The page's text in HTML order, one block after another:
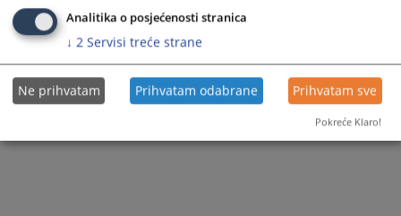
Analitika o posjećenosti stranica
↓ 2 Servisi treće strane
Ne prihvatam Prihvatam odabrane Prihvatam sve
Pokreće Klaro!